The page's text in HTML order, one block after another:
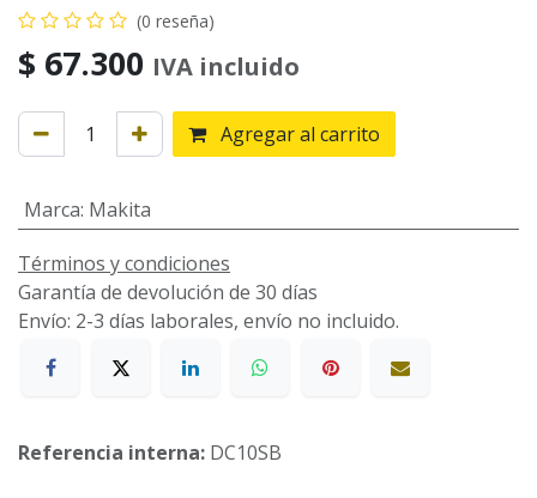
(0 reseña)
$ 67.300 IVA incluido
Agregar al carrito
Marca: Makita
Términos y condiciones
Garantía de devolución de 30 días
Envío: 2-3 días laborales, envío no incluido.
Referencia interna: DC10SB